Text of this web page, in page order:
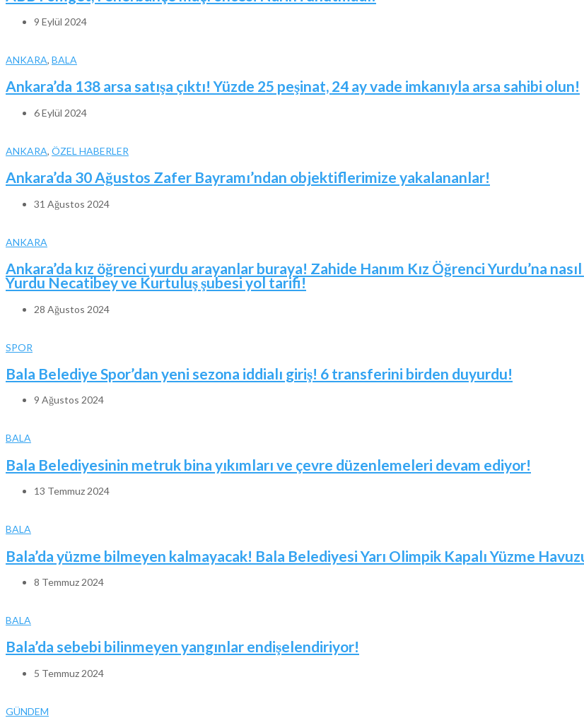
9 Eylül 2024
ANKARA, BALA
Ankara’da 138 arsa satışa çıktı! Yüzde 25 peşinat, 24 ay vade imkanıyla arsa sahibi olun!
6 Eylül 2024
ANKARA, ÖZEL HABERLER
Ankara’da 30 Ağustos Zafer Bayramı’ndan objektiflerimize yakalananlar!
31 Ağustos 2024
ANKARA
Ankara’da kız öğrenci yurdu arayanlar buraya! Zahide Hanım Kız Öğrenci Yurdu’na
Yurdu Necatibey ve Kurtuluş şubesi yol tarifi!
28 Ağustos 2024
SPOR
Bala Belediye Spor’dan yeni sezona iddialı giriş! 6 transferini birden duyurdu!
9 Ağustos 2024
BALA
Bala Belediyesinin metruk bina yıkımları ve çevre düzenlemeleri devam ediyor!
13 Temmuz 2024
BALA
Bala’da yüzme bilmeyen kalmayacak! Bala Belediyesi Yarı Olimpik Kapalı Yüzme
8 Temmuz 2024
BALA
Bala’da sebebi bilinmeyen yangınlar endişelendiriyor!
5 Temmuz 2024
GÜNDEM